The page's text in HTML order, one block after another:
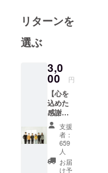
学卒、青山
学院大学
ワーク
ショップデ
ザイナー育
成プログラ
ム修了。仙
台の日本赤
十字社で勤
務中、東日
本大震災を
経験。震災
リターンを
選ぶ
3,0
00 円
【心を
込めた
感謝の
メール
コー
ス】 ・
代表の
工藤か
らお礼
支援
者：
659
人
お届
け予